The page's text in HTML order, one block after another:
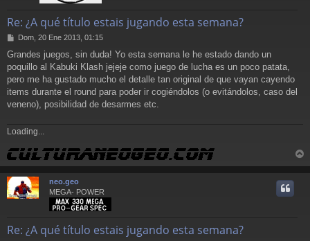
Re: ¿A qué título estais jugando esta semana?
M
n
s
a
j
Dom, 20 Ene 2013, 01:15
Grandes juegos, sin duda! Yo esta semana le he estado dando un
poquillo al Kabuki Klash jejeje como juego de lucha es un poco patata,
pero me ha gustado mucho el detalle tan original de que vayan cayendo
items durante el round para poder ir cogiéndolos (o evitándolos, caso del
veneno), posibilidad de desarmes etc.
Loading...
r
neo.geo
MEGA- POWER
Re: ¿A qué título estais jugando esta semana?